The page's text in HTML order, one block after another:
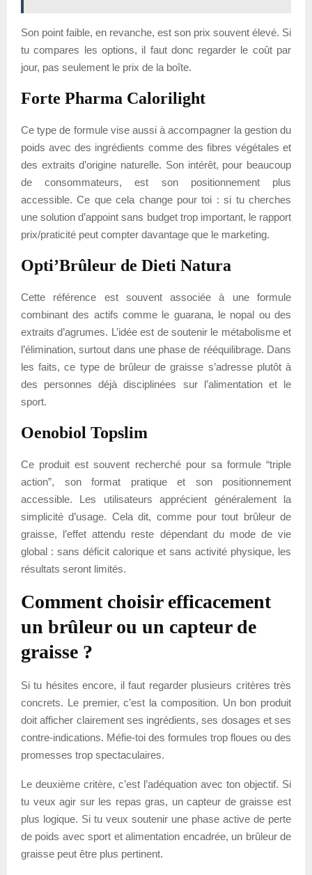
Son point faible, en revanche, est son prix souvent élevé. Si
tu compares les options, il faut donc regarder le coût par
jour, pas seulement le prix de la boîte.
Forte Pharma Calorilight
Ce type de formule vise aussi à accompagner la gestion du
poids avec des ingrédients comme des fibres végétales et
des extraits d’origine naturelle. Son intérêt, pour beaucoup
de consommateurs, est son positionnement plus
accessible. Ce que cela change pour toi : si tu cherches
une solution d’appoint sans budget trop important, le rapport
prix/praticité peut compter davantage que le marketing.
Opti’Brûleur de Dieti Natura
Cette référence est souvent associée à une formule
combinant des actifs comme le guarana, le nopal ou des
extraits d’agrumes. L’idée est de soutenir le métabolisme et
l’élimination, surtout dans une phase de rééquilibrage. Dans
les faits, ce type de brûleur de graisse s’adresse plutôt à
des personnes déjà disciplinées sur l’alimentation et le
sport.
Oenobiol Topslim
Ce produit est souvent recherché pour sa formule “triple
action”, son format pratique et son positionnement
accessible. Les utilisateurs apprécient généralement la
simplicité d’usage. Cela dit, comme pour tout brûleur de
graisse, l’effet attendu reste dépendant du mode de vie
global : sans déficit calorique et sans activité physique, les
résultats seront limités.
Comment choisir efficacement
un brûleur ou un capteur de
graisse ?
Si tu hésites encore, il faut regarder plusieurs critères très
concrets. Le premier, c’est la composition. Un bon produit
doit afficher clairement ses ingrédients, ses dosages et ses
contre-indications. Méfie-toi des formules trop floues ou des
promesses trop spectaculaires.
Le deuxième critère, c’est l’adéquation avec ton objectif. Si
tu veux agir sur les repas gras, un capteur de graisse est
plus logique. Si tu veux soutenir une phase active de perte
de poids avec sport et alimentation encadrée, un brûleur de
graisse peut être plus pertinent.